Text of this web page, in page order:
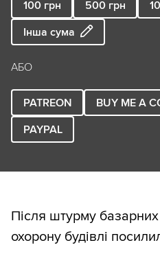
100 грн 500 грн
Інша сума
АБО
PATREON BUY ME A
PAYPAL
Після штурму базарних
охорону будівлі